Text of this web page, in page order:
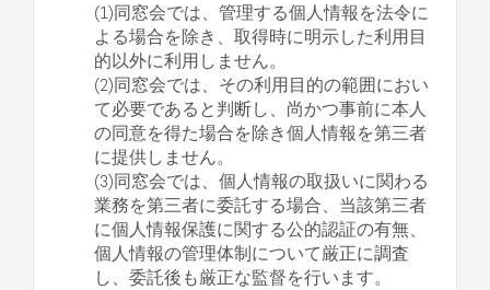
(1)同窓会では、管理する個人情報を法令に
よる場合を除き、取得時に明示した利用目
的以外に利用しません。
(2)同窓会では、その利用目的の範囲におい
て必要であると判断し、尚かつ事前に本人
の同意を得た場合を除き個人情報を第三者
に提供しません。
(3)同窓会では、個人情報の取扱いに関わる
業務を第三者に委託する場合、当該第三者
に個人情報保護に関する公的認証の有無、
個人情報の管理体制について厳正に調査
し、委託後も厳正な監督を行います。